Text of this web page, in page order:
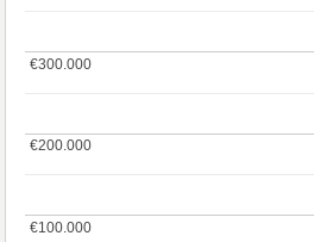
€100.000
€100.000
€200.000
€200.000
€300.000
€300.000